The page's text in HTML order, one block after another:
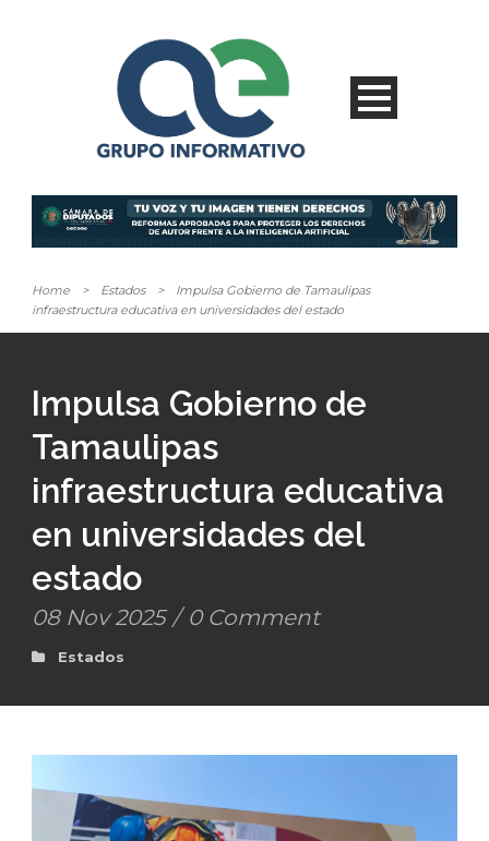
Home > Estados >
Impulsa Gobierno de Tamaulipas
infraestructura educativa en universidades del estado
Impulsa Gobierno de
Tamaulipas
infraestructura educativa
en universidades del
estado
08 Nov 2025 / 0 Comment
Estados